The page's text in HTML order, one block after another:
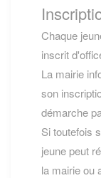
Chaque
inscrit
La mairie
son
démarche
Si toutefois
jeune peut
la mairie ou